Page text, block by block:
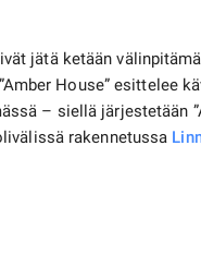
jätä ketään
House” esittelee
– siellä järjestetään
rakennetussa